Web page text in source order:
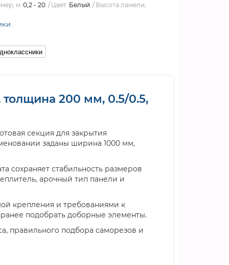
м 0,2 - 20 Цвет Белый
Высота ламели,
200 мм, 0.5/0.5,
секция для закрытия
заданы ширина 1000 мм,
сохраняет стабильность размеров
арочный тип панели и
крепления и требованиями к
подобрать доборные элементы.
правильного подбора саморезов и